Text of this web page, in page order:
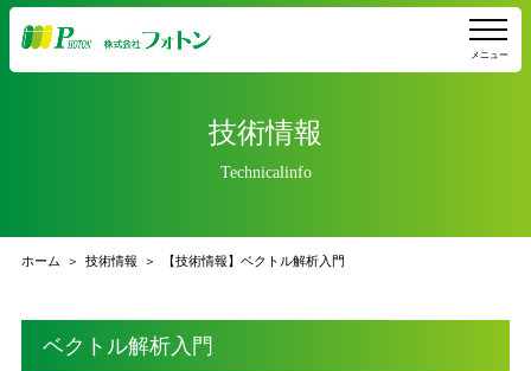
メニュー
技術情報
Technicalinfo
ホーム 技術情報 【技術情報】ベクトル解析入門
ベクトル解析入門